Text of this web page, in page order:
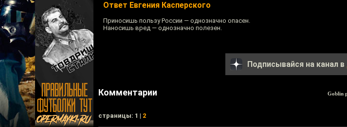
Ответ Евгения Касперского
Приносишь пользу России — однозначно опасен.
Наносишь вред — однозначно полезен.
Подписывайся на канал в
Комментарии Goblin
cтраницы: 1 | 2